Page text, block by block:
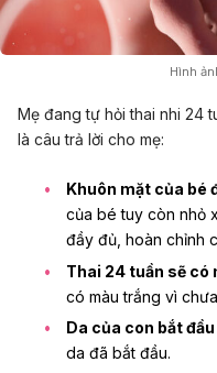
Hình
Mẹ đang tự hỏi thai nhi 24
là câu trả lời cho mẹ:
Khuôn mặt của bé
của bé tuy còn nhỏ
đầy đủ, hoàn chỉnh
Thai 24 tuần sẽ có
có màu trắng vì
Da của con bắt
da đã bắt đầu.